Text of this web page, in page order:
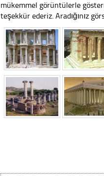
mükemmel görüntülerle
teşekkür ederiz. Aradığınız